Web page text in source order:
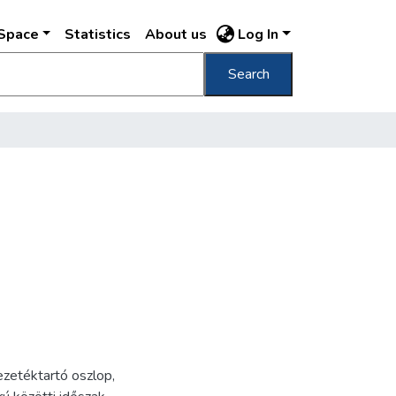
Statistics About us Log In
Search
oszlop,